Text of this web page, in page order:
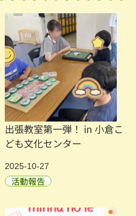
出張教室第一弾！ in 小倉こ
ども文化センター
2025-10-27
活動報告